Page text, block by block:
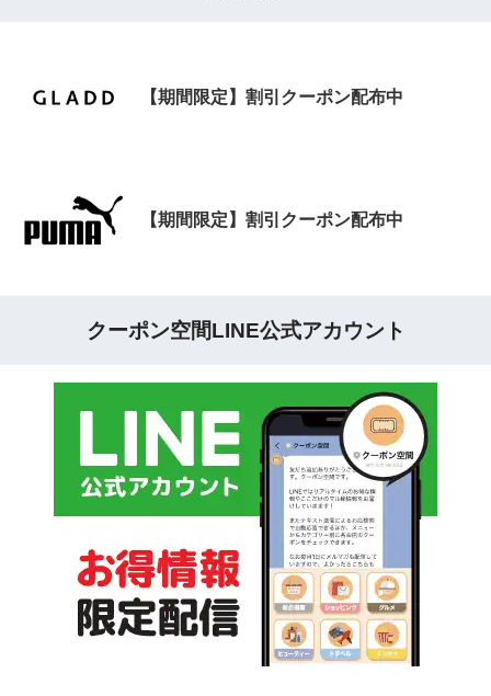
【期間限定】割引クーポン配布中
【期間限定】割引クーポン配布中
クーポン空間LINE公式アカウント